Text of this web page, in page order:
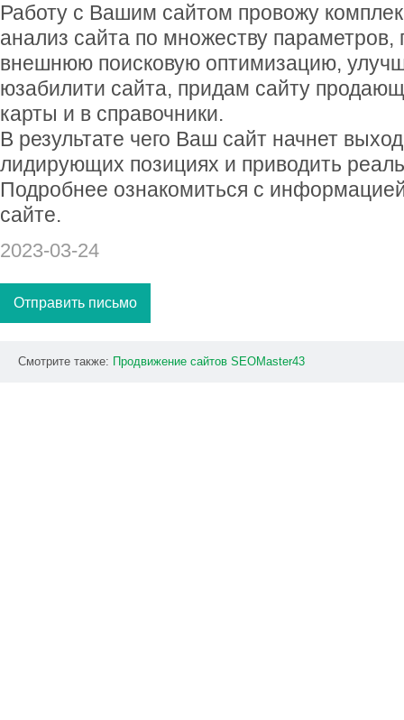
Работу с Вашим сайтом провожу
анализ сайта по множеству
внешнюю поисковую оптимизацию,
юзабилити сайта, придам сайту
карты и в справочники.
В результате чего Ваш сайт начнет
лидирующих позициях и приводить
Подробнее ознакомиться с
сайте.
2023-03-24
Отправить письмо
Смотрите также: Продвижение сайтов SEOMaster43